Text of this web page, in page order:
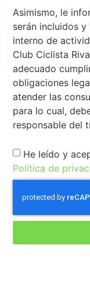
Asimismo, le
serán incluidos
interno de
Club Ciclista
adecuado
obligaciones
atender las
para lo cual,
responsable del
He leído y
Política de